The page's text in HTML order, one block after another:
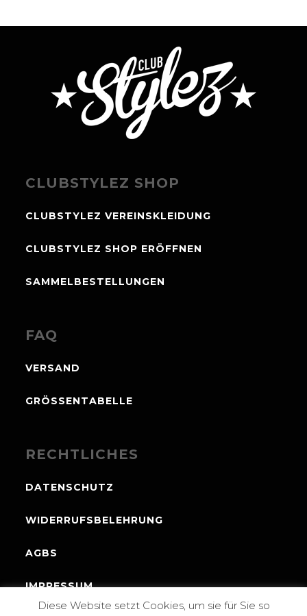
CLUBSTYLEZ SHOP
CLUBSTYLEZ VEREINSKLEIDUNG
CLUBSTYLEZ SHOP ERÖFFNEN
SAMMELBESTELLUNGEN
FAQ
VERSAND
GRÖSSENTABELLE
RECHTLICHES
DATENSCHUTZ
WIDERRUFSBELEHRUNG
AGBS
IMPRESSUM
Diese Website setzt Cookies, um sie für Sie so